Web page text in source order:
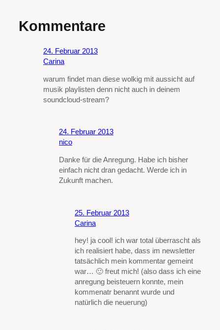
Kommentare
24. Februar 2013
Carina
warum findet man diese wolkig mit aussicht auf
musik playlisten denn nicht auch in deinem
soundcloud-stream?
24. Februar 2013
nico
Danke für die Anregung. Habe ich bisher
einfach nicht dran gedacht. Werde ich in
Zukunft machen.
25. Februar 2013
Carina
hey! ja cool! ich war total überrascht als
ich realisiert habe, dass im newsletter
tatsächlich mein kommentar gemeint
war… 🙂 freut mich! (also dass ich eine
anregung beisteuern konnte, mein
kommenatr benannt wurde und
natürlich die neuerung)